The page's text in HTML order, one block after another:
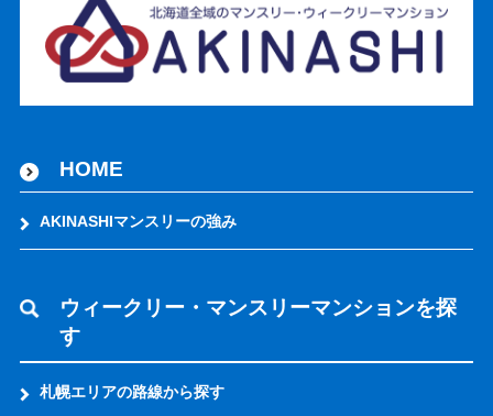
HOME
AKINASHIマンスリーの強み
ウィークリー・マンスリーマンションを探
す
札幌エリアの路線から探す